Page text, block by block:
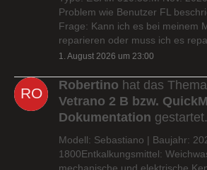
Problem wie Benutzer FL
Frage: Kann ich es bei meinem
reparieren oder muss ich es
1. August 2026 um 23:00
Robertino hat das Thema
Vetrano 2 B bzw.
Dokumentation gestartet.
Modell: Sebastiano | Baujahr:
1800Entkalkungsmittel:
mechanische und elektrische